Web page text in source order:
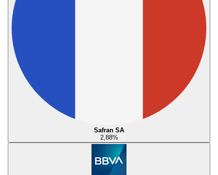
Safran SA
2,88%